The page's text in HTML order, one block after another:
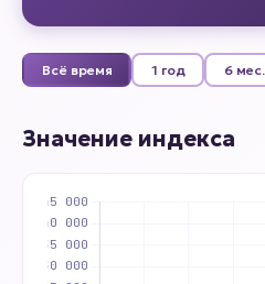
Всё время 1 год 6 мес.
Значение индекса